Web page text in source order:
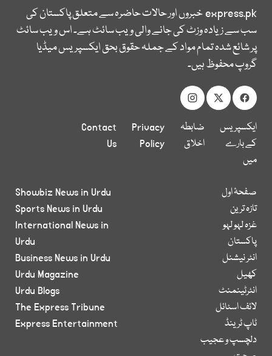
express.pkخبروں اور حالات حاضرہ سے متعلق پاکستان کی
سب سے زیادہ وزٹ کی جانے والی ویب سائٹ ہے۔ اس ویب سائٹ
پر شائع شدہ تمام مواد کے جملہ حقوق بحق ایکسپریس میڈیا
گروپ محفوظ ہیں۔
ایکسپریس
کے بارے
میں
ضابطہ
اخلاق
Privacy
Policy
Contact
Us
صفحۂ اول
تازہ ترین
غزہ لہو لہو
پاکستان
انٹر نیشنل
کھیل
انٹرٹینمنٹ
لائف اسٹائل
ٹاپ ٹرینڈ
دلچسپ و عجیب
Showbiz News in Urdu
Sports News in Urdu
International News in
Urdu
Business News in Urdu
Urdu Magazine
Urdu Blogs
The Express Tribune
Express Entertainment